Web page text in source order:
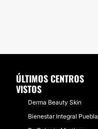
ÚLTIMOS CENTROS
VISTOS
Derma Beauty Skin
Bienestar Integral Puebla